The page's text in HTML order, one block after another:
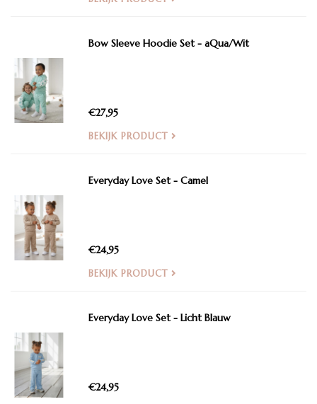
Bow Sleeve Hoodie Set - aQua/Wit
€27,95
BEKIJK PRODUCT
Everyday Love Set - Camel
€24,95
BEKIJK PRODUCT
Everyday Love Set - Licht Blauw
€24,95